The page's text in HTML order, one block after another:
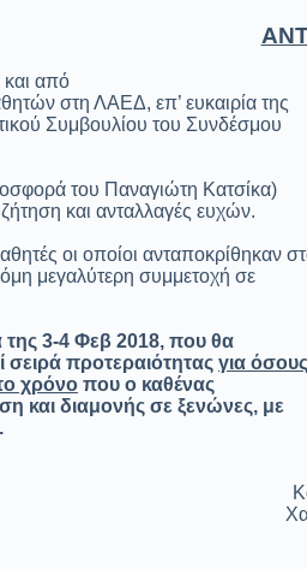
και από
στη ΛΑΕΔ, επ’ ευκαιρία της
Συμβουλίου του Συνδέσμου
του Παναγιώτη Κατσίκα)
και ανταλλαγές ευχών.
οι οποίοι ανταποκρίθηκαν
μεγαλύτερη συμμετοχή σε
της 3-4 Φεβ 2018, που θα
προτεραιότητας για όσους
χρόνο που ο καθένας
και διαμονής σε ξενώνες, με